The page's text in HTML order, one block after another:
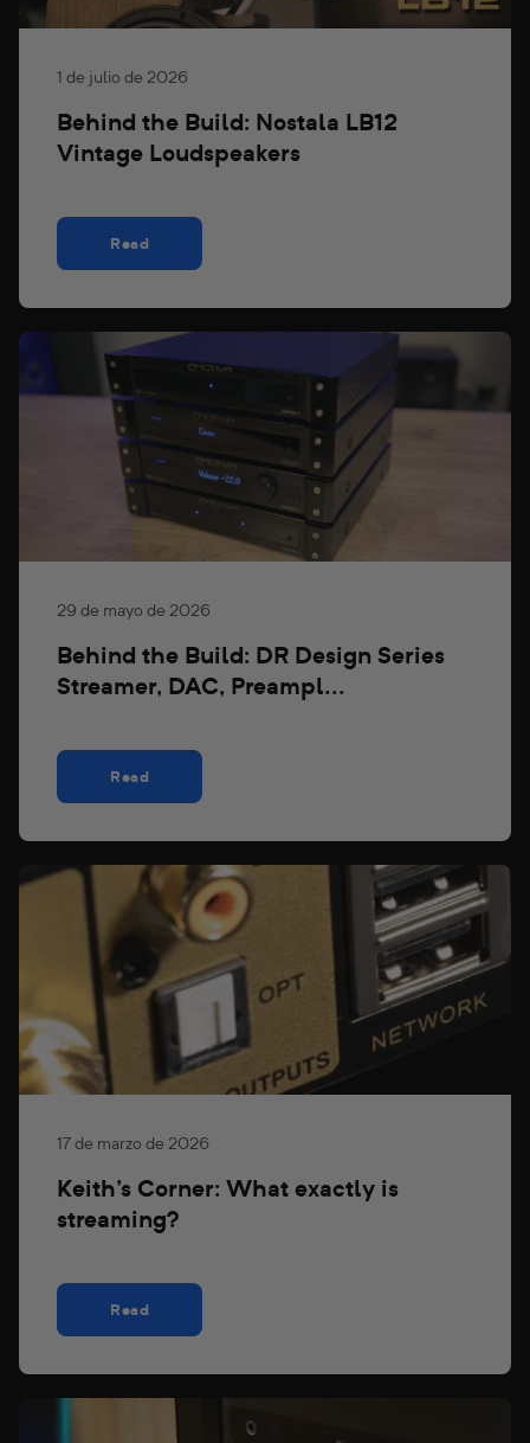
1 de julio de 2026
Behind the Build: Nostala LB12
Vintage Loudspeakers
Read
29 de mayo de 2026
Behind the Build: DR Design Series
Streamer, DAC, Preampl...
Read
17 de marzo de 2026
Keith's Corner: What exactly is
streaming?
Read